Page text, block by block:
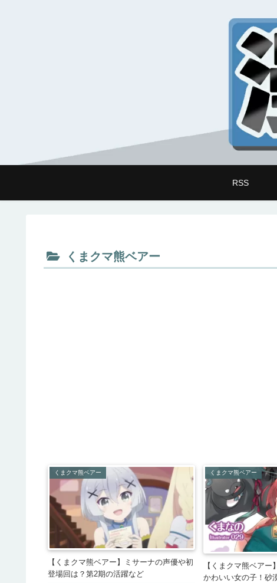
RSS
くまクマ熊ベアー
くまクマ熊ベアー
【くまクマ熊ベアー】ミサーナの声優や初
登場回は？第2期の活躍など
くまクマ熊ベアー
【くまクマ熊ベア
かわいい女の子！砂